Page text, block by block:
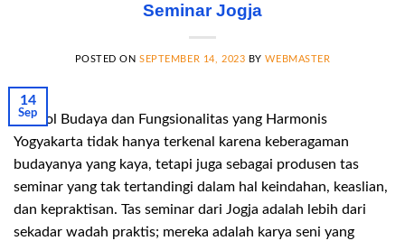
Seminar Jogja
POSTED ONSEPTEMBER 14, 2023 BYWEBMASTER
14
Sep
Simbol Budaya dan Fungsionalitas yang Harmonis
Yogyakarta tidak hanya terkenal karena keberagaman
budayanya yang kaya, tetapi juga sebagai produsen tas
seminar yang tak tertandingi dalam hal keindahan, keaslian,
dan kepraktisan. Tas seminar dari Jogja adalah lebih dari
sekadar wadah praktis; mereka adalah karya seni yang